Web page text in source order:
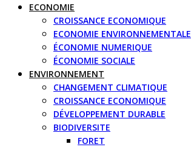
ECONOMIE
CROISSANCE ECONOMIQUE
ECONOMIE ENVIRONNEMENTALE
ÉCONOMIE NUMERIQUE
ÉCONOMIE SOCIALE
ENVIRONNEMENT
CHANGEMENT CLIMATIQUE
CROISSANCE ECONOMIQUE
DÉVELOPPEMENT DURABLE
BIODIVERSITE
FORET